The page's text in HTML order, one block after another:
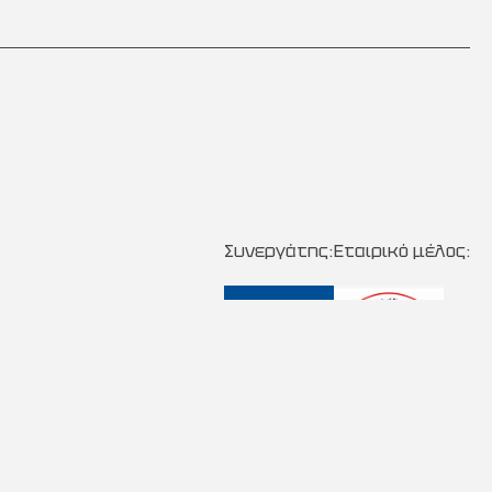
Συνεργάτης:Εταιρικό μέλος: